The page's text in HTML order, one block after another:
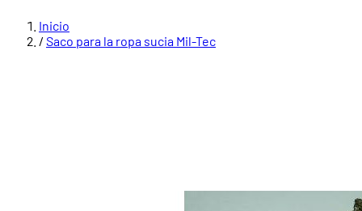
Inicio
/ Saco para la ropa sucia Mil-Tec